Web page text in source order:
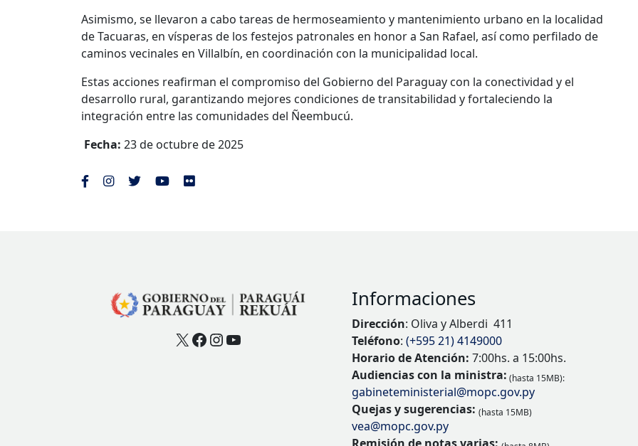
Asimismo, se llevaron a cabo tareas de hermoseamiento y mantenimiento urbano en la localidad
de Tacuaras, en vísperas de los festejos patronales en honor a San Rafael, así como perfilado de
caminos vecinales en Villalbín, en coordinación con la municipalidad local.
Estas acciones reafirman el compromiso del Gobierno del Paraguay con la conectividad y el
desarrollo rural, garantizando mejores condiciones de transitabilidad y fortaleciendo la
integración entre las comunidades del Ñeembucú.
Fecha: 23 de octubre de 2025
X Facebook
Instagram
YouTube
Informaciones
Dirección: Oliva y Alberdi 411
Teléfono: (+595 21) 4149000
Horario de Atención: 7:00hs. a 15:00hs.
Audiencias con la ministra: (hasta 15MB):
gabineteministerial@mopc.gov.py
Quejas y sugerencias: (hasta 15MB)
vea@mopc.gov.py